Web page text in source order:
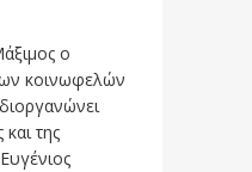
ο
κοινωφελών
της